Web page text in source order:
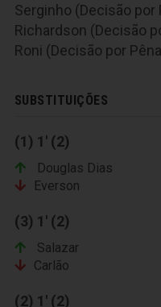
Serginho (Decisão por
Richardson (Decisão
Roni (Decisão por
SUBSTITUIÇÕES
(1) 1' (2)
Douglas Dias
Everson
(3) 1' (2)
Salazar
Carlão
(2) 1' (2)